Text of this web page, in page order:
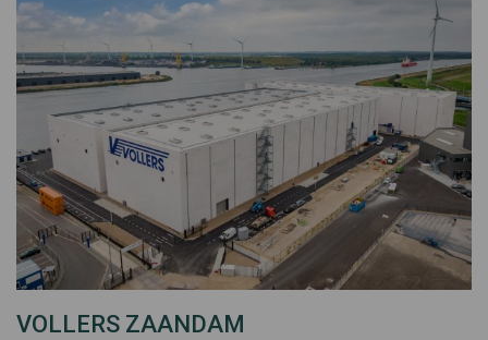
VOLLERS ZAANDAM